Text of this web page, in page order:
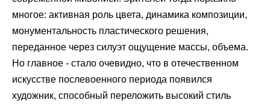
многое: активная роль цвета, динамика композиции,
монументальность пластического решения,
переданное через силуэт ощущение массы, объема.
Но главное - стало очевидно, что в отечественном
искусстве послевоенного периода появился
художник, способный переложить высокий стиль